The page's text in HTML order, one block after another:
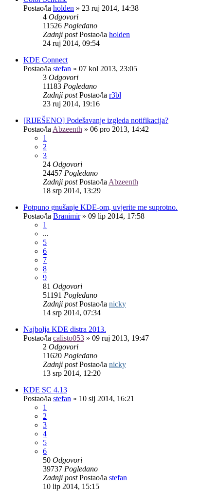
Postao/la holden » 23 ruj 2014, 14:38
4 Odgovori
11526 Pogledano
Zadnji postPostao/la holden
24 ruj 2014, 09:54
KDE Connect
Postao/la stefan » 07 kol 2013, 23:05
3 Odgovori
11183 Pogledano
Zadnji postPostao/la r3bl
23 ruj 2014, 19:16
[RIJEŠENO] Podešavanje izgleda notifikacija?
Postao/la Abzeenth » 06 pro 2013, 14:42
1
2
3
24 Odgovori
24457 Pogledano
Zadnji postPostao/la Abzeenth
18 srp 2014, 13:29
Potpuno gnušanje KDE-om, uvjerite me suprotno.
Postao/la Branimir» 09 lip 2014, 17:58
1
...
5
6
7
8
9
81 Odgovori
51191 Pogledano
Zadnji postPostao/la nicky
14 srp 2014, 07:34
Najbolja KDE distra 2013.
Postao/la calisto053 » 09 ruj 2013, 19:47
2 Odgovori
11620 Pogledano
Zadnji postPostao/la nicky
13 srp 2014, 12:20
KDE SC 4.13
Postao/la stefan » 10 sij 2014, 16:21
1
2
3
4
5
6
50 Odgovori
39737 Pogledano
Zadnji postPostao/la stefan
10 lip 2014, 15:15